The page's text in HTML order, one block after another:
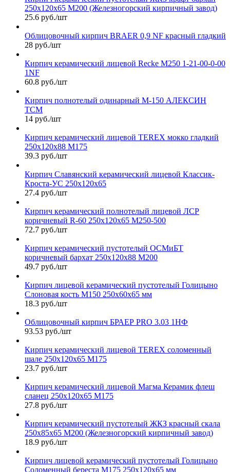
250х120х65 М200 (Железногорский кирпичный завод)
25.6 руб./шт
Облицовочный кирпич BRAER 0,9 NF красный гладкий
28 руб./шт
Кирпич керамический лицевой Recke М250 1-21-00-0-00
1NF
60.8 руб./шт
Кирпич полнотелый одинарный М-150 АЛЕКСИН
ТСМ
14 руб./шт
Кирпич керамический лицевой TEREX мокко гладкий
250х120х88 М175
39.3 руб./шт
Кирпич Славянский керамический лицевой Классик-
Кроста-УС 250х120х65
27.4 руб./шт
Кирпич керамический полнотелый лицевой ЛСР
коричневый R-60 250х120х65 М250-500
72.7 руб./шт
Кирпич керамический пустотелый ОСМиБТ
коричневый бархат 250х120х88 М200
49.7 руб./шт
Кирпич лицевой керамический пустотелый Голицыно
Слоновая кость М150 250х60х65 мм
18.3 руб./шт
Облицовочный кирпич БРАЕР PRO 3.03 1НФ
93.53 руб./шт
Кирпич керамический лицевой TEREX соломенный
шале 250х120х65 М175
23.7 руб./шт
Кирпич керамический лицевой Магма Керамик флеш
сланец 250х120х65 М175
27.8 руб./шт
Кирпич керамический пустотелый ЖКЗ красный скала
250х85х65 М200 (Железногорский кирпичный завод)
18.9 руб./шт
Кирпич лицевой керамический пустотелый Голицыно
Соломенный береста М175 250х120х65 мм